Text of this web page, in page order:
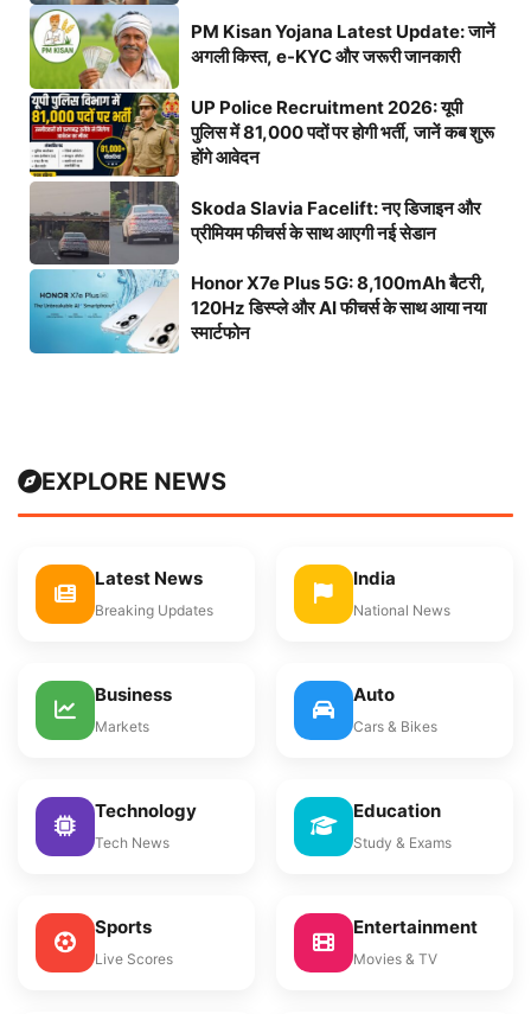
PM Kisan Yojana Latest Update: जानें
अगली किस्त, e-KYC और जरूरी जानकारी
UP Police Recruitment 2026: यूपी
पुलिस में 81,000 पदों पर होगी भर्ती, जानें कब शुरू
होंगे आवेदन
Skoda Slavia Facelift: नए डिजाइन और
प्रीमियम फीचर्स के साथ आएगी नई सेडान
Honor X7e Plus 5G: 8,100mAh बैटरी,
120Hz डिस्प्ले और AI फीचर्स के साथ आया नया
स्मार्टफोन
EXPLORE NEWS
Latest News
Breaking Updates
India
National News
Business
Markets
Auto
Cars & Bikes
Technology
Tech News
Education
Study & Exams
Sports
Live Scores
Entertainment
Movies & TV